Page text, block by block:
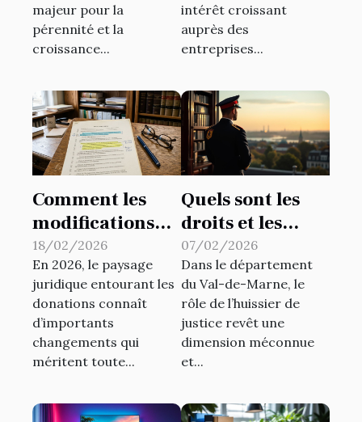
majeur pour la
pérennité et la
croissance...
intérêt croissant
auprès des
entreprises...
Comment les
modifications
légales
affectent-elles
les donations en
2026 ?
18/02/2026
En 2026, le paysage
juridique entourant les
donations connaît
d’importants
changements qui
méritent toute...
Quels sont les
droits et les
devoirs d'un
huissier de
justice dans le
94 ?
07/02/2026
Dans le département
du Val-de-Marne, le
rôle de l’huissier de
justice revêt une
dimension méconnue
et...